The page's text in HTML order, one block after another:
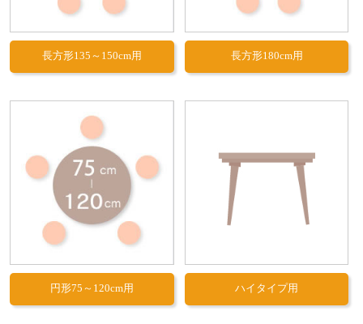
長方形135～150cm用 長方形180cm用
円形75～120cm用 ハイタイプ用